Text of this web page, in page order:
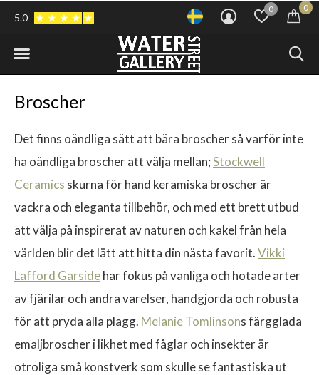
0 0
5.0
Broscher
Det finns oändliga sätt att bära broscher så varför inte
ha oändliga broscher att välja mellan;Stockwell
Ceramics skurna för hand keramiska broscher är
vackra och eleganta tillbehör, och med ett brett utbud
att välja på inspirerat av naturen och kakel från hela
världen blir det lätt att hitta din nästa favorit.Vikki
Lafford Garsidehar fokus på vanliga och hotade arter
av fjärilar och andra varelser, handgjorda och robusta
för att pryda alla plagg. Melanie Tomlinsons färgglada
emaljbroscher i likhet med fåglar och insekter är
otroliga små konstverk som skulle se fantastiska ut